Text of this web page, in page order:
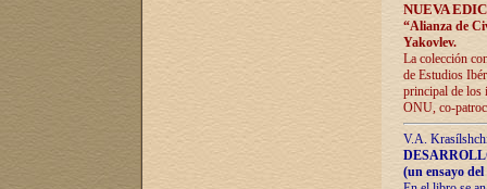
NUEVA
“Alianza de
Yakovlev.
La colección
de Estudios
principal de los
ONU, co-
V.A.
(un ensayo